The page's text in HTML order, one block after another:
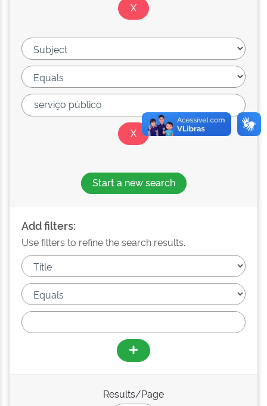
Start a new search
Add filters:
Use filters to refine the search results.
Results/Page